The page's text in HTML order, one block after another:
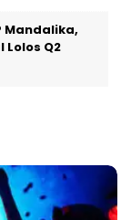
Mandalika,
Q2